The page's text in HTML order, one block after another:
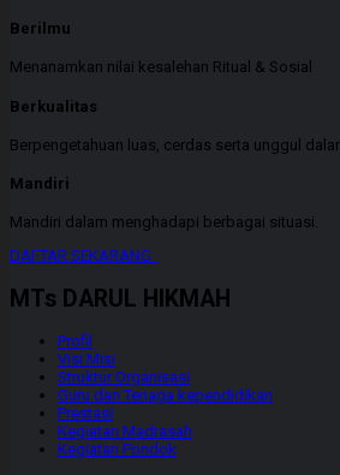
Berilmu
Menanamkan nilai kesalehan Ritual & Sosial
Berkualitas
Berpengetahuan luas, cerdas serta unggul
Mandiri
Mandiri dalam menghadapi berbagai situasi.
DAFTAR SEKARANG
MTs DARUL HIKMAH
Profil
Visi Misi
Struktur Organisasi
Guru dan Tenaga kependidikan
Prestasi
Kegiatan Madrasah
Kegiatan Pondok